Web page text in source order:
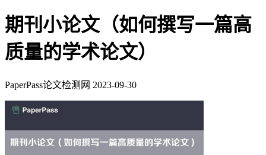
期刊小论文（如何撰写一篇高
质量的学术论文）
PaperPass论文检测网 2023-09-30